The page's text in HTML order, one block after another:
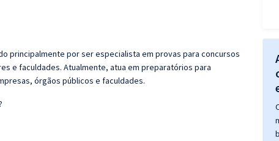
principalmente por ser especialista em provas para concursos
e faculdades. Atualmente, atua em preparatórios para
órgãos públicos e faculdades.